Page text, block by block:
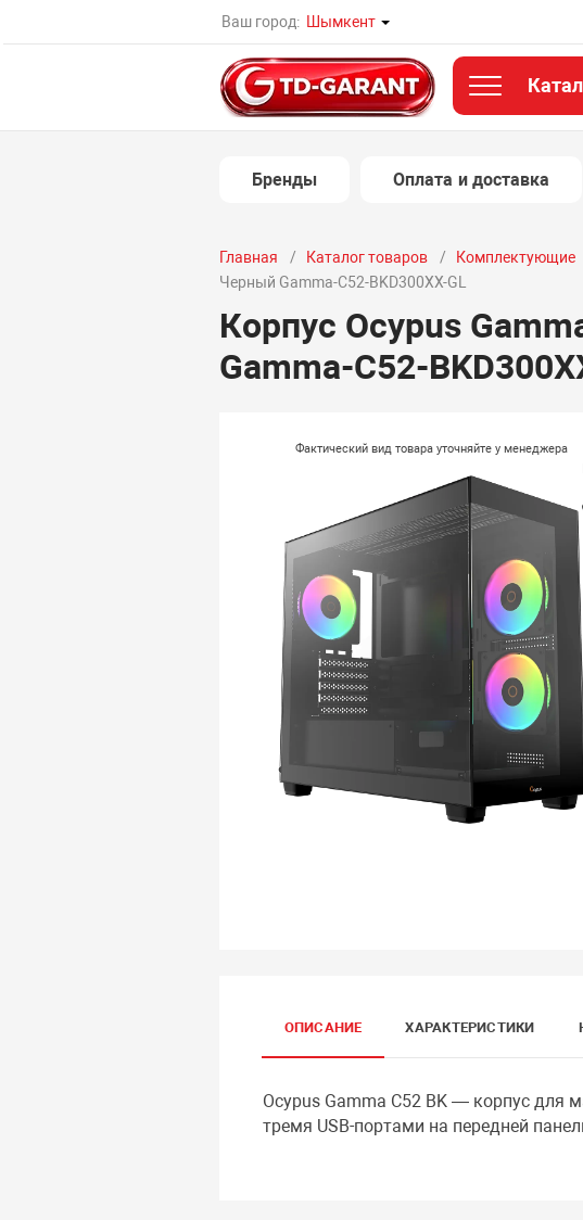
Ваш город: Шымкент
Бренды Оплата и доставка
Главная Каталог товаров Комплектующие
Черный Gamma-C52-BKD300XX-GL
Корпус Ocypus
Gamma-C52-
Фактический вид товара уточняйте у менеджера
ОПИСАНИЕ ХАРАКТЕРИСТИКИ
Ocypus Gamma C52 BK — корпус для
тремя USB-портами на передней